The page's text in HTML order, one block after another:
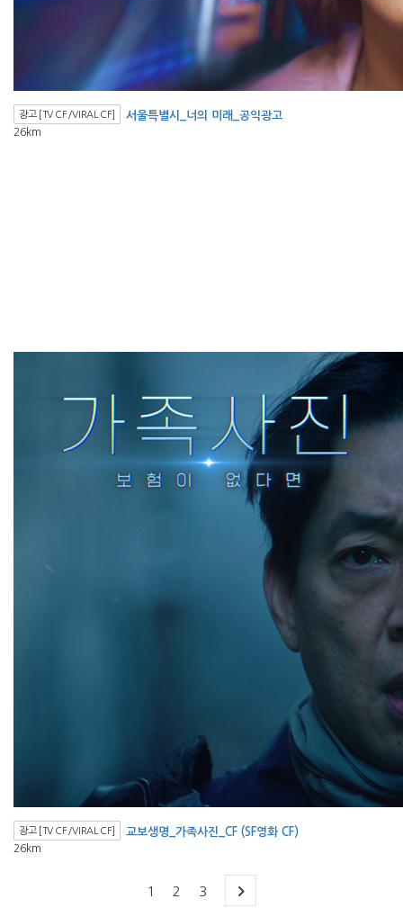
광고 [TV CF/VIRAL CF] 서울특별시_너의 미래_공익광고
26km
광고 [TV CF/VIRAL CF] 교보생명_가족사진_CF (SF영화 CF)
26km
1 2 3